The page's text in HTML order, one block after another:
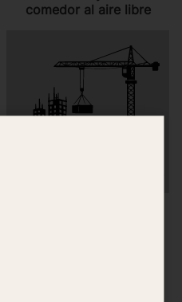
comedor al aire libre